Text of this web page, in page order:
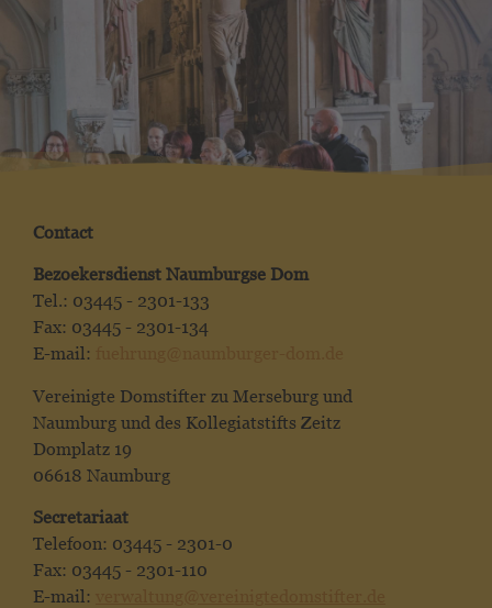
Contact
Bezoekersdienst Naumburgse Dom
Tel.: 03445 - 2301-133
Fax: 03445 - 2301-134
E-mail:
Vereinigte Domstifter zu Merseburg und
Naumburg und des Kollegiatstifts Zeitz
Domplatz 19
06618 Naumburg
Secretariaat
Telefoon: 03445 - 2301-0
Fax: 03445 - 2301-110
E-mail: